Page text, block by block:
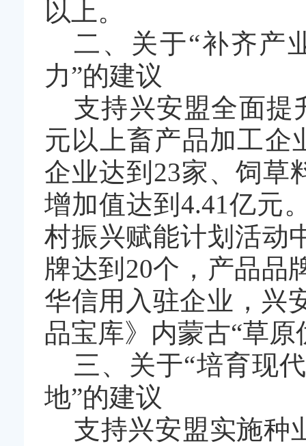
以上。
二、关于“补齐产
力”的建议
支持兴安盟全面提
元以上畜产品加工企
企业达到 23家、饲草
增加值达到 4.41亿元
村振兴赋能计划活动
牌达到 20个，产品品
华信用入驻企业，兴
品宝库》内蒙古“草原
三、关于“培育现
地”的建议
支持兴安盟实施种